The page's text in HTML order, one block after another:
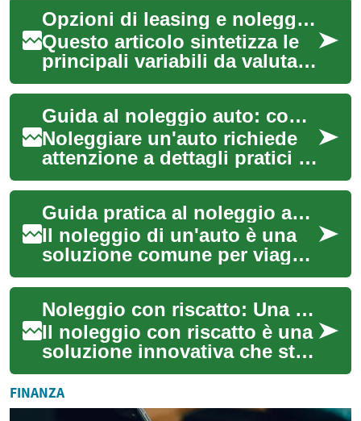
Opzioni di leasing e noleggio a lungo termine per veicoli premium: aspetti da considerare
Questo articolo sintetizza le
principali variabili da valutare
quando si sceglie un
contratto di leasing o
noleggio a...
Guida al noleggio auto: contratti, veicoli e opzioni di locazione
Noleggiare un'auto richiede
attenzione a dettagli pratici e
contrattuali per evitare
sorprese durante il viaggio.
Que...
Guida pratica al noleggio auto: contratti, veicoli e leasing
Il noleggio di un'auto è una
soluzione comune per viaggi,
spostamenti temporanei o
esigenze aziendali: conoscere
come...
Noleggio con riscatto: Una nuova opportunità per possedere un'auto
Il noleggio con riscatto è una
soluzione innovativa che sta
guadagnando popolarità nel
mercato automobilistico
italia...
FINANZA